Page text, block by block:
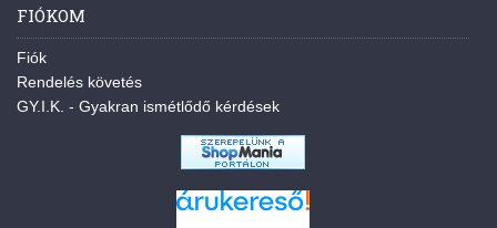
FIÓKOM
Fiók
Rendelés követés
GY.I.K. - Gyakran ismétlődő kérdések